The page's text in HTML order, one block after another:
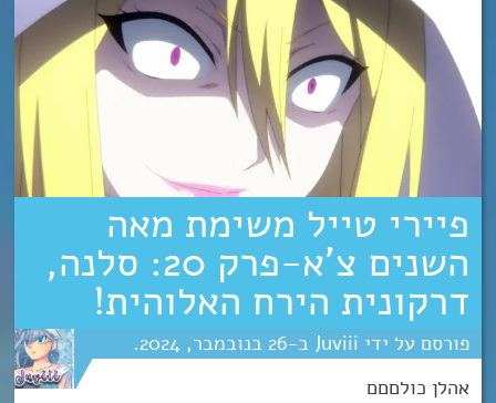
פיירי טייל משימת מאה
השנים צ’א-פרק 20: סלנה,
דרקונית הירח האלוהית!
Juviii
26 נובמבר 2024
אהלן כולםםם